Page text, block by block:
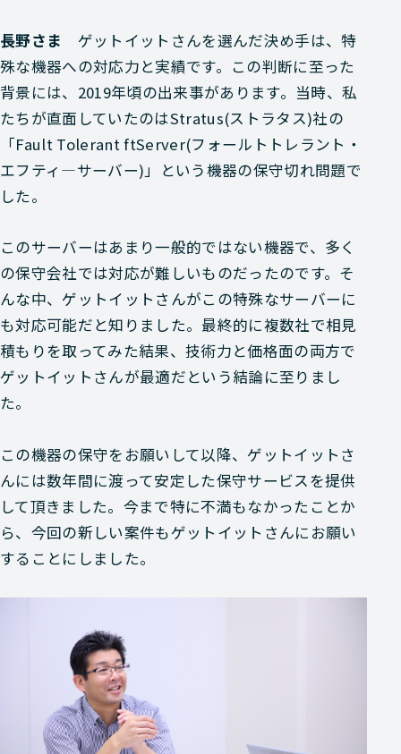
長野さま ゲットイットさんを選んだ決め手は、特
殊な機器への対応力と実績です。この判断に至った
背景には、2019年頃の出来事があります。当時、私
たちが直面していたのはStratus(ストラタス)社の
「Fault Tolerant ftServer(フォールトトレラント・
エフティ―サーバー)」という機器の保守切れ問題で
した。
このサーバーはあまり一般的ではない機器で、多く
の保守会社では対応が難しいものだったのです。そ
んな中、ゲットイットさんがこの特殊なサーバーに
も対応可能だと知りました。最終的に複数社で相見
積もりを取ってみた結果、技術力と価格面の両方で
ゲットイットさんが最適だという結論に至りまし
た。
この機器の保守をお願いして以降、ゲットイットさ
んには数年間に渡って安定した保守サービスを提供
して頂きました。今まで特に不満もなかったことか
ら、今回の新しい案件もゲットイットさんにお願い
することにしました。